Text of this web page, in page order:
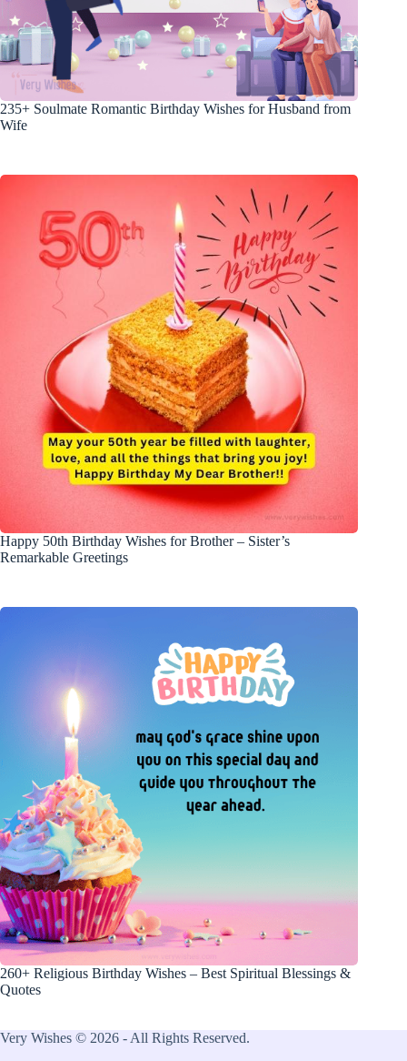
235+ Soulmate Romantic Birthday Wishes for Husband from
Wife
Happy 50th Birthday Wishes for Brother – Sister’s
Remarkable Greetings
260+ Religious Birthday Wishes – Best Spiritual Blessings &
Quotes
Very Wishes © 2026 - All Rights Reserved.